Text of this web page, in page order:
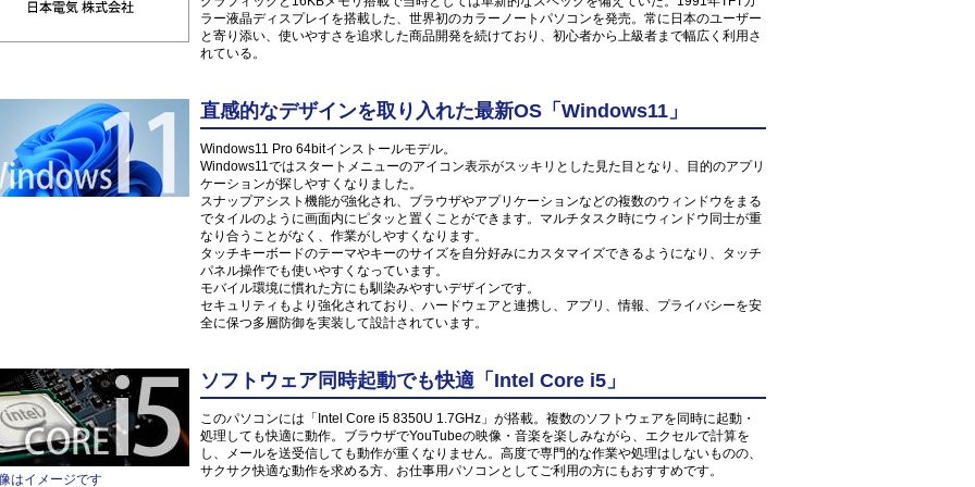
ラー液晶ディスプレイを搭載した、世界初のカラーノートパソコンを発売。常に日本のユーザー
と寄り添い、使いやすさを追求した商品開発を続けており、初心者から上級者まで幅広く利用さ
れている。
直感的なデザインを取り入れた最新OS「Windows11」
Windows11 Pro 64bitインストールモデル。
Windows11ではスタートメニューのアイコン表示がスッキリとした見た目となり、目的のアプリ
ケーションが探しやすくなりました。
スナップアシスト機能が強化され、ブラウザやアプリケーションなどの複数のウィンドウをまる
でタイルのように画面内にピタッと置くことができます。マルチタスク時にウィンドウ同士が重
なり合うことがなく、作業がしやすくなります。
タッチキーボードのテーマやキーのサイズを自分好みにカスタマイズできるようになり、タッチ
パネル操作でも使いやすくなっています。
モバイル環境に慣れた方にも馴染みやすいデザインです。
セキュリティもより強化されており、ハードウェアと連携し、アプリ、情報、プライバシーを安
全に保つ多層防御を実装して設計されています。
はイメージです
ソフトウェア同時起動でも快適「Intel Core i5」
このパソコンには「Intel Core i5 8350U 1.7GHz」が搭載。複数のソフトウェアを同時に起動・
処理しても快適に動作。ブラウザでYouTubeの映像・音楽を楽しみながら、エクセルで計算を
し、メールを送受信しても動作が重くなりません。高度で専門的な作業や処理はしないものの、
サクサク快適な動作を求める方、お仕事用パソコンとしてご利用の方にもおすすめです。